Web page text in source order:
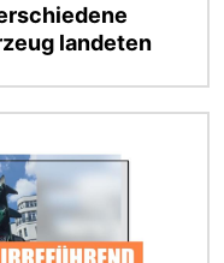
landeten